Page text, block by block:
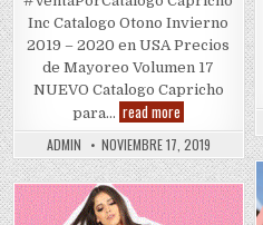
Inc Catalogo Otono Invierno
2019 – 2020 en USA Precios
de Mayoreo Volumen 17
NUEVO Catalogo Capricho
para… read more
Venta
Por
Catalogo
ADMIN NOVIEMBRE 17, 2019